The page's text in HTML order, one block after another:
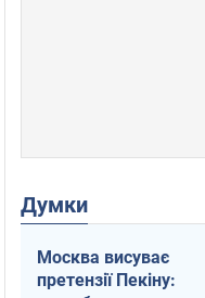
Думки
Москва висуває
претензії Пекіну: